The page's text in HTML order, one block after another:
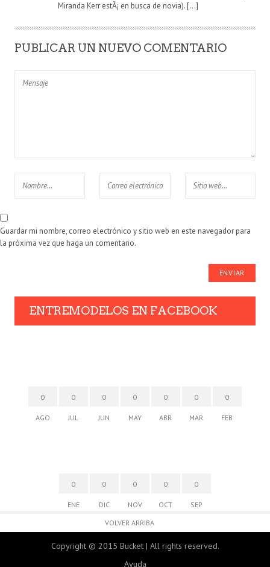
Miranda Kerr estÃ¡ en busca de novia). […]
PUBLICAR UN NUEVO COMENTARIO
Guardar mi nombre, correo electrónico y sitio web en este navegador para
la próxima vez que haga un comentario.
ENTREMODELOS EN FACEBOOK
0
AGO
0
JUL
0
JUN
0
MAY
0
ABR
0
MAR
0
FEB
0
ENE
0
DIC
0
NOV
0
OCT
0
SEP
VOLVER ARRIBA
Copyright © 2015 Bucket | All rights reserved.
Ayuda